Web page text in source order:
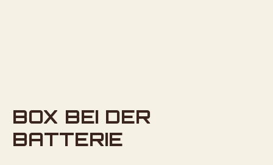
BOX BEI DER
BATTERIE